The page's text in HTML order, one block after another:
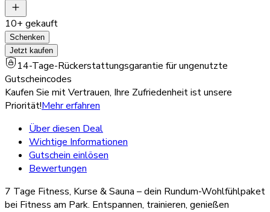
10+ gekauft
Schenken
Jetzt kaufen
14-Tage-Rückerstattungsgarantie für ungenutzte
Gutscheincodes
Kaufen Sie mit Vertrauen, Ihre Zufriedenheit ist unsere
Priorität!Mehr erfahren
Über diesen Deal
Wichtige Informationen
Gutschein einlösen
Bewertungen
7 Tage Fitness, Kurse & Sauna – dein Rundum-Wohlfühlpaket
bei Fitness am Park. Entspannen, trainieren, genießen